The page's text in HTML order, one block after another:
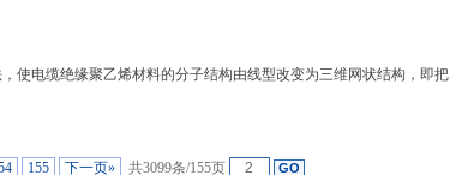
使电缆绝缘聚乙烯材料的分子结构由线型改变为三维网状结构，即把
155 下一页» 共3099条/155页